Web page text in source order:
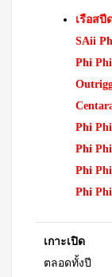
เรือสปี
SAii
Phi
Phi
Phi
Phi
Phi
เกาะเปิด
ตลอดทั้งปี